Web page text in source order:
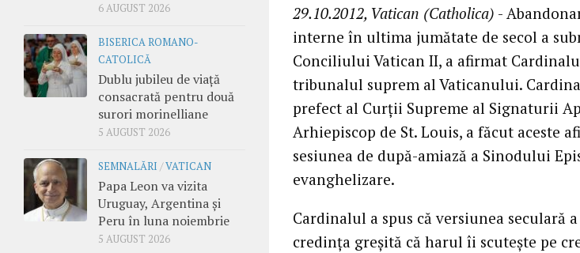
29.10.2012, Vatican (Catholica) -
interne în ultima jumătate de secol a
Conciliului Vatican II, a afirmat
tribunalul suprem al Vaticanului.
prefect al Curţii Supreme al Signaturii
Arhiepiscop de St. Louis, a făcut aceste
sesiunea de după-amiază a Sinodului
evanghelizare.
Cardinalul a spus că versiunea seculară
credinţa greşită că harul îi scuteşte pe
6 AUGUST 2026
BISERICA ROMANO-
CATOLICĂ
Dublu jubileu de viață
consacrată pentru două
surori morinelliane
5 AUGUST 2026
SEMNALĂRI /VATICAN
Papa Leon va vizita
Uruguay, Argentina și
Peru în luna noiembrie
5 AUGUST 2026